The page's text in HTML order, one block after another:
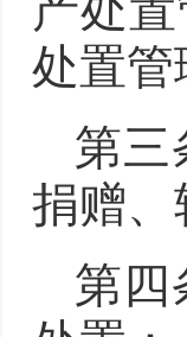
处置管
第三
捐赠、
第四